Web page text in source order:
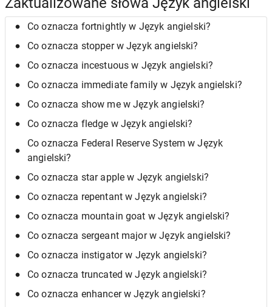
Co oznacza fortnightly w Język angielski?
Co oznacza stopper w Język angielski?
Co oznacza incestuous w Język angielski?
Co oznacza immediate family w Język angielski?
Co oznacza show me w Język angielski?
Co oznacza fledge w Język angielski?
Co oznacza Federal Reserve System w Język
angielski?
Co oznacza star apple w Język angielski?
Co oznacza repentant w Język angielski?
Co oznacza mountain goat w Język angielski?
Co oznacza sergeant major w Język angielski?
Co oznacza instigator w Język angielski?
Co oznacza truncated w Język angielski?
Co oznacza enhancer w Język angielski?